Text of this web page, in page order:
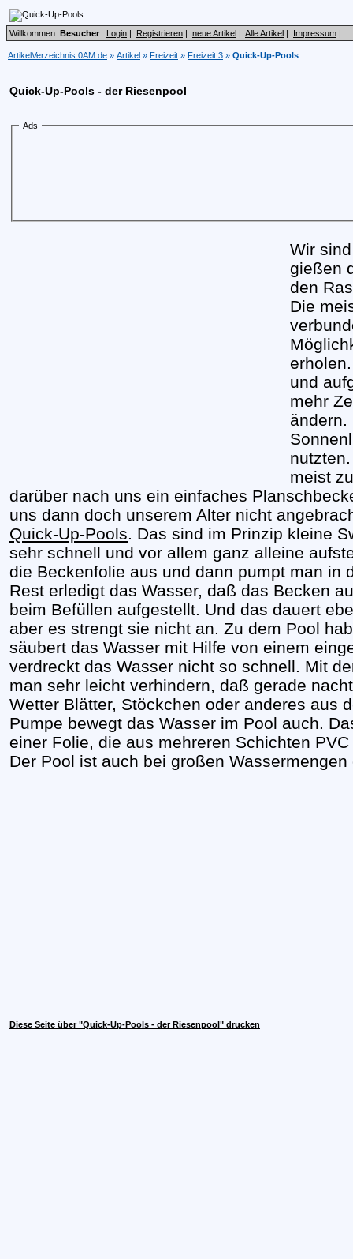
Willkommen: Besucher Login | Registrieren | neue Artikel | Alle Artikel | Impressum |
ArtikelVerzeichnis 0AM.de » Artikel » Freizeit » Freizeit 3 » Quick-Up-Pools
Quick-Up-Pools - der Riesenpool
Ads
Wir
gießen
den
Die
und
mehr
ändern.
meist
darüber nach uns ein einfaches
uns dann doch unserem Alter nicht
Quick-Up-Pools. Das sind im Prinzip kleine
sehr schnell und vor allem ganz alleine
die Beckenfolie aus und dann pumpt man in
Rest erledigt das Wasser, daß das Becken
beim Befüllen aufgestellt. Und das dauert
aber es strengt sie nicht an. Zu dem Pool
säubert das Wasser mit Hilfe von einem
verdreckt das Wasser nicht so schnell. Mit
man sehr leicht verhindern, daß gerade
Wetter Blätter, Stöckchen oder anderes aus
Pumpe bewegt das Wasser im Pool auch.
einer Folie, die aus mehreren Schichten
Der Pool ist auch bei großen
Diese Seite über "Quick-Up-Pools - der Riesenpool" drucken